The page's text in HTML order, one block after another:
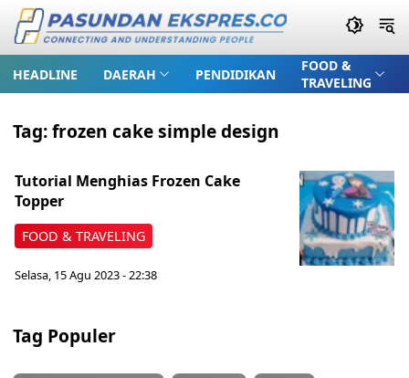
HEADLINE DAERAH PENDIDIKAN
FOOD &
TRAVELING
Tag:frozen cake simple design
FOOD & TRAVELING
Tutorial Menghias Frozen Cake
Topper
Selasa, 15 Agu 2023 - 22:38
Tag Populer